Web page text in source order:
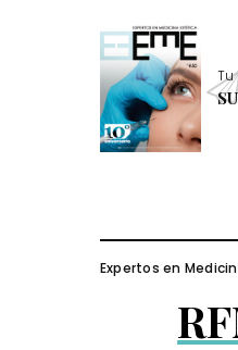
Tu
Expertos en